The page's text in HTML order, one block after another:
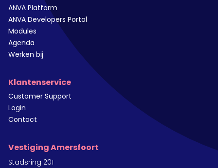
ANVA Platform
ANVA Developers Portal
Modules
Agenda
Werken bij
Klantenservice
Customer Support
Login
Contact
Vestiging Amersfoort
Stadsring 201